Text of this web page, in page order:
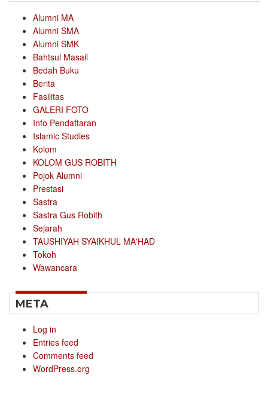
Alumni MA
Alumni SMA
Alumni SMK
Bahtsul Masail
Bedah Buku
Berita
Fasilitas
GALERI FOTO
Info Pendaftaran
Islamic Studies
Kolom
KOLOM GUS ROBITH
Pojok Alumni
Prestasi
Sastra
Sastra Gus Robith
Sejarah
TAUSHIYAH SYAIKHUL MA'HAD
Tokoh
Wawancara
META
Log in
Entries feed
Comments feed
WordPress.org